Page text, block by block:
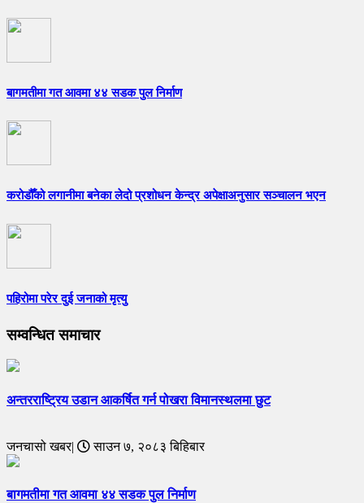
बागमतीमा गत आवमा ४४ सडक पुल निर्माण
करोडौँको लगानीमा बनेका लेदो प्रशोधन केन्द्र अपेक्षाअनुसार सञ्चालन भएन
पहिरोमा परेर दुई जनाको मृत्यु
सम्वन्धित समाचार
अन्तरराष्ट्रिय उडान आकर्षित गर्न पोखरा विमानस्थलमा छुट
जनचासो खबर| साउन ७, २०८३ बिहिबार
बागमतीमा गत आवमा ४४ सडक पुल निर्माण